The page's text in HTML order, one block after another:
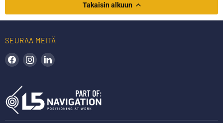
Takaisin alkuun
SEURAA MEITÄ
Löydä meidät Facebookista
Löydä meidät Instagramista